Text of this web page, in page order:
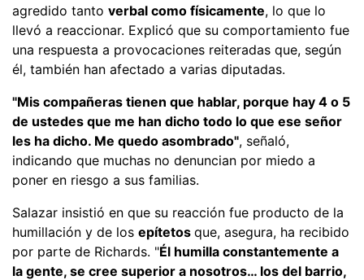
agredido tanto verbal como físicamente, lo que lo
llevó a reaccionar. Explicó que su comportamiento fue
una respuesta a provocaciones reiteradas que, según
él, también han afectado a varias diputadas.
"Mis compañeras tienen que hablar, porque hay 4 o 5
de ustedes que me han dicho todo lo que ese señor
les ha dicho. Me quedo asombrado", señaló,
indicando que muchas no denuncian por miedo a
poner en riesgo a sus familias.
Salazar insistió en que su reacción fue producto de la
humillación y de los epítetos que, asegura, ha recibido
por parte de Richards. "Él humilla constantemente a
la gente, se cree superior a nosotros… los del barrio,